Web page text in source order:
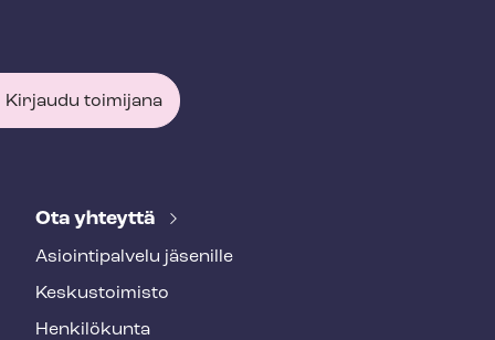
Kirjaudu toimijana
Ota yhteyttä
Asioin­ti­pal­ve­lu jäsenille
Keskustoimisto
Henkilökunta